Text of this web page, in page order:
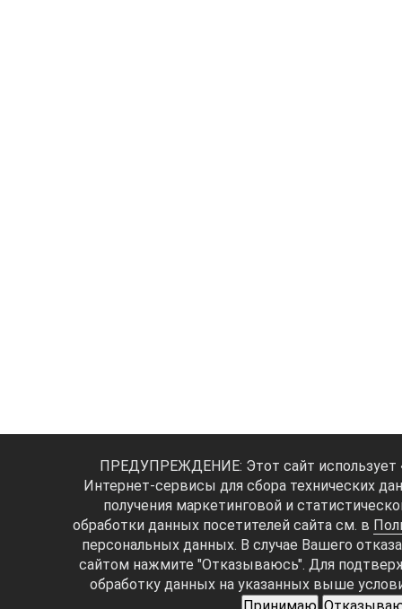
ПРЕДУПРЕЖДЕНИЕ: Этот сайт использует
Интернет-сервисы для сбора технических
получения маркетинговой и
обработки данных посетителей сайта см. в
персональных данных. В случае Вашего
сайтом нажмите "Отказываюсь". Для
обработку данных на указанных выше